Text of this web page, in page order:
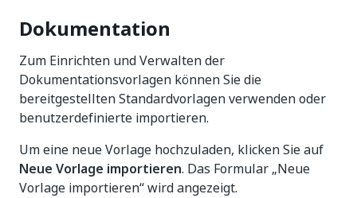
Dokumentation
Zum Einrichten und Verwalten der
Dokumentationsvorlagen können Sie die
bereitgestellten Standardvorlagen verwenden oder
benutzerdefinierte importieren.
Um eine neue Vorlage hochzuladen, klicken Sie auf
Neue Vorlage importieren. Das Formular „Neue
Vorlage importieren“ wird angezeigt.